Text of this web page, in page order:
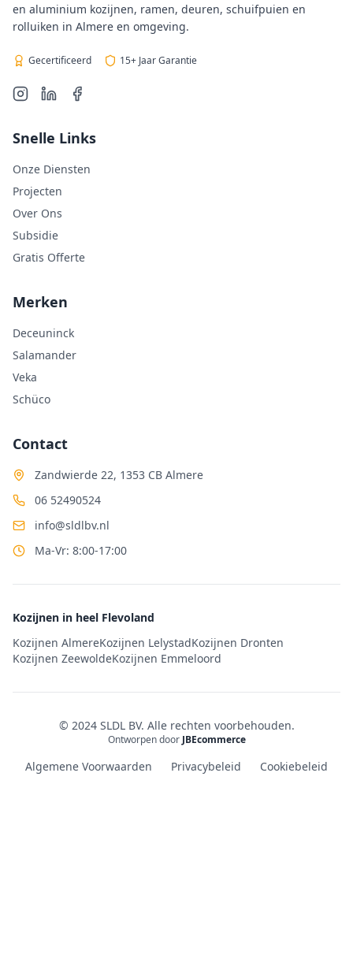
en aluminium kozijnen, ramen, deuren, schuifpuien en
rolluiken in Almere en omgeving.
Gecertificeerd 15+ Jaar Garantie
Snelle Links
Onze Diensten
Projecten
Over Ons
Subsidie
Gratis Offerte
Merken
Deceuninck
Salamander
Veka
Schüco
Contact
Zandwierde 22, 1353 CB Almere
06 52490524
info@sldlbv.nl
Ma-Vr: 8:00-17:00
Kozijnen in heel Flevoland
Kozijnen AlmereKozijnen LelystadKozijnen Dronten
Kozijnen ZeewoldeKozijnen Emmeloord
© 2024 SLDL BV. Alle rechten voorbehouden.
Ontworpen door JBEcommerce
Algemene Voorwaarden Privacybeleid Cookiebeleid